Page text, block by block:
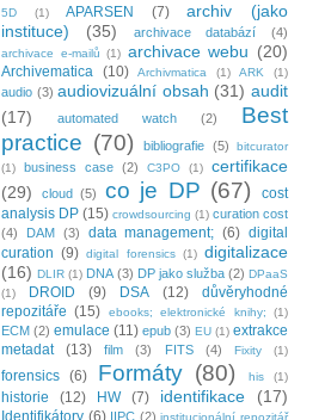
5D (1) APARSEN (7)
archiv (jako
instituce)
(35) archivace databází (4)
archivace e-mailů (1) archivace webu (20)
Archivematica (10) Archivmatica (1) ARK (1)
audio (3) audiovizuální obsah (31) audit
(17)
automated watch (2)
Best
practice (70) bibliografie (5)
bitcurator
(1)
business case (2) C3PO (1)
certifikace
(29)
cloud (5) co je DP (67)
cost
analysis DP (15) crowdsourcing (1) curation cost
(4)
DAM (3) data management; (6) digital
curation (9) digital forensics (1) digitalizace
(16) DLIR (1) DNA (3) DP jako služba (2) DPaaS
(1)
DROID (9) DSA (12)
důvěryhodné
repozitáře (15) ebooks; elektronické knihy; (1)
ECM (2) emulace (11) epub (3) EU (1) extrakce
metadat
(13) film (3) FITS (4) Fixity (1)
forensics (6) Formáty (80) his (1)
historie (12) HW (7) identifikace (17)
IIPC (2)